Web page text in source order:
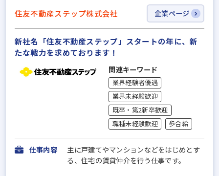
住友不動産ステップ株式会社 企業ページ
新社名「住友不動産ステップ」スタートの年に、新
たな戦力を求めております！
関連キーワード
業界経験者優遇
業界未経験歓迎
既卒・第2新卒歓迎
職種未経験歓迎
歩合給
仕事内容
主に⼾建てやマンションなどをはじめとす
る、住宅の賃貸仲介を⾏う仕事です。